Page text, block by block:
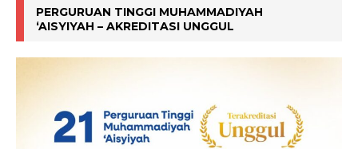
PERGURUAN TINGGI MUHAMMADIYAH
‘AISYIYAH – AKREDITASI UNGGUL